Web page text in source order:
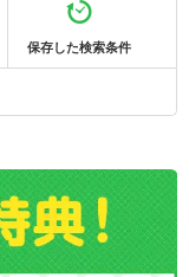
保存した検索条件